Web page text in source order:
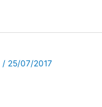
/ 25/07/2017